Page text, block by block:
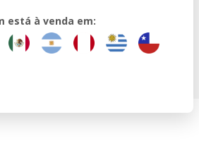
está à venda em: